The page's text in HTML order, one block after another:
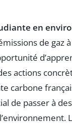
en
de gaz
actions
carbone
de passer à